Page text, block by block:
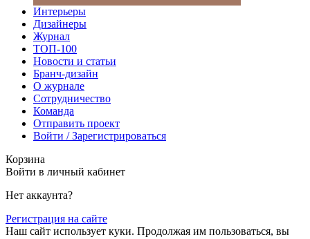
Интерьеры
Дизайнеры
Журнал
ТОП-100
Новости и статьи
Бранч-дизайн
О журнале
Сотрудничество
Команда
Отправить проект
Войти / Зарегистрироваться
Корзина
Войти в личный кабинет
Нет аккаунта?
Регистрация на сайте
Наш сайт использует куки. Продолжая им пользоваться, вы